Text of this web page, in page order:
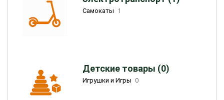
Самокаты 1
Детские товары (0)
Игрушки и Игры 0